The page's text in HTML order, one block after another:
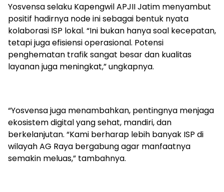
Yosvensa selaku Kapengwil APJII Jatim menyambut
positif hadirnya node ini sebagai bentuk nyata
kolaborasi ISP lokal. “Ini bukan hanya soal kecepatan,
tetapi juga efisiensi operasional. Potensi
penghematan trafik sangat besar dan kualitas
layanan juga meningkat,” ungkapnya.
“Yosvensa juga menambahkan, pentingnya menjaga
ekosistem digital yang sehat, mandiri, dan
berkelanjutan. “Kami berharap lebih banyak ISP di
wilayah AG Raya bergabung agar manfaatnya
semakin meluas,” tambahnya.